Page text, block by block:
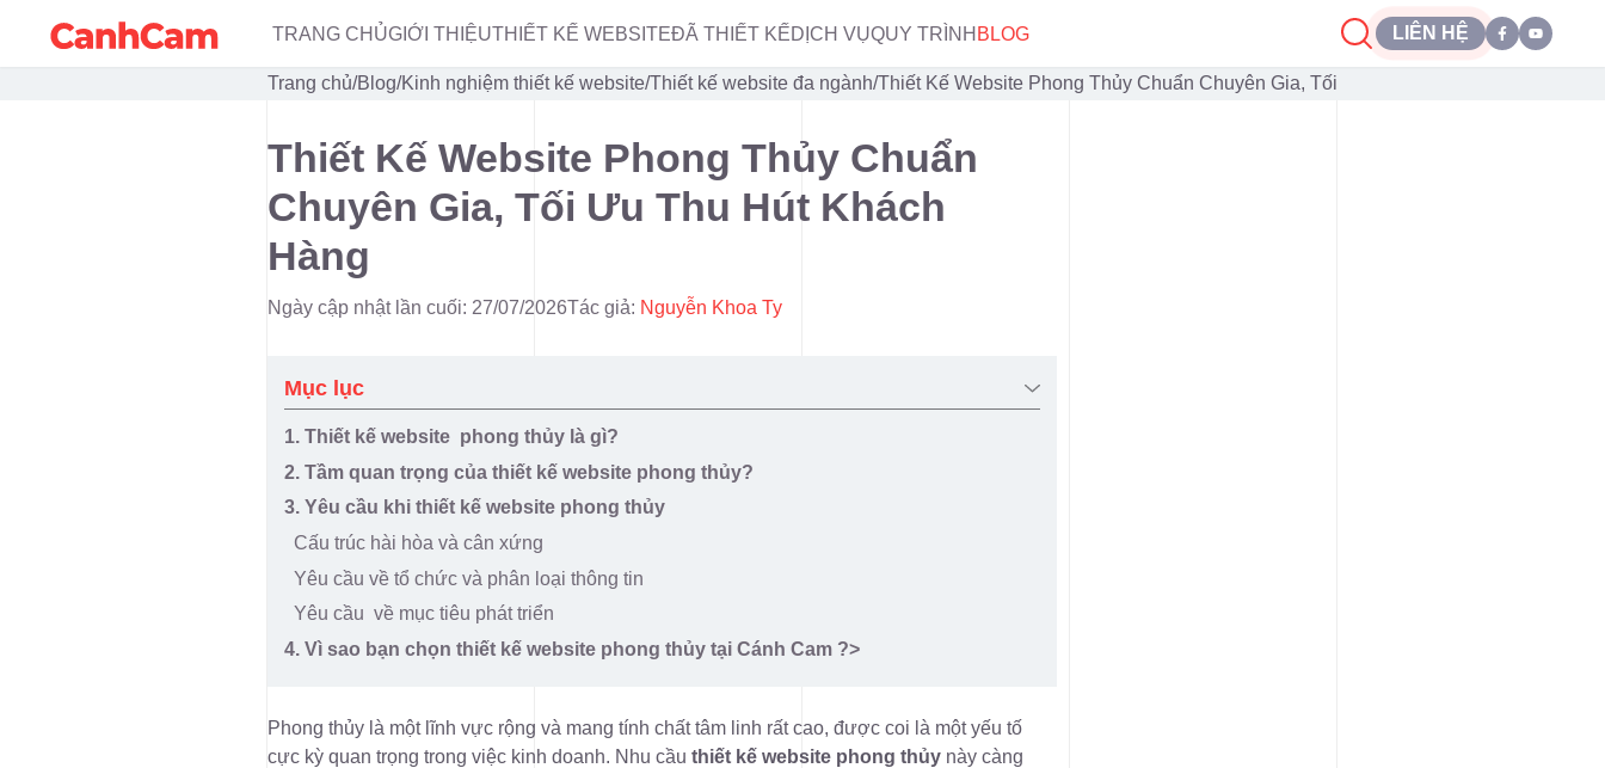
TRANG CHỦGIỚI THIỆUTHIẾT KẾ WEBSITEĐÃ THIẾT KẾDỊCH VỤQUY TRÌNH BLOG LIÊN HỆ
Trang chủ/Blog/Kinh nghiệm thiết kế website/Thiết kế website đa ngành/Thiết Kế Website Phong Thủy Chuẩn Chuyên Gia, Tối Ưu Thu Hút Khách Hàng
Thiết Kế Website Phong Thủy Chuẩn
Chuyên Gia, Tối Ưu Thu Hút Khách
Hàng
Ngày cập nhật lần cuối: 27/07/2026Tác giả: Nguyễn Khoa Ty
Mục lục
1. Thiết kế website phong thủy là gì?
2. Tầm quan trọng của thiết kế website phong thủy?
3. Yêu cầu khi thiết kế website phong thủy
Cấu trúc hài hòa và cân xứng
Yêu cầu về tổ chức và phân loại thông tin
Yêu cầu về mục tiêu phát triển
4. Vì sao bạn chọn thiết kế website phong thủy tại Cánh Cam ?>
Phong thủy là một lĩnh vực rộng và mang tính chất tâm linh rất cao, được coi là một yếu tố
cực kỳ quan trọng trong việc kinh doanh. Nhu cầu thiết kế website phong thủy này càng